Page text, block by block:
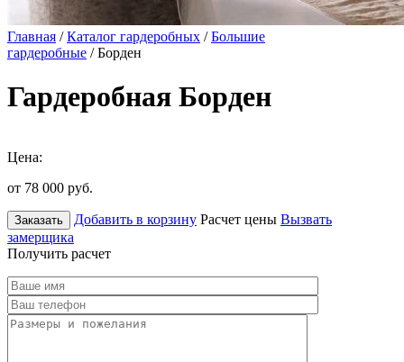
Главная /Каталог гардеробных /Большие
гардеробные / Борден
Гардеробная Борден
Цена:
от 78 000 руб.
Заказать Добавить в корзину Расчет цены Вызвать
замерщика
Получить расчет